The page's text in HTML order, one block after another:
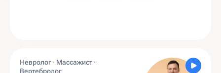
Невролог · Массажист ·
Вертебролог